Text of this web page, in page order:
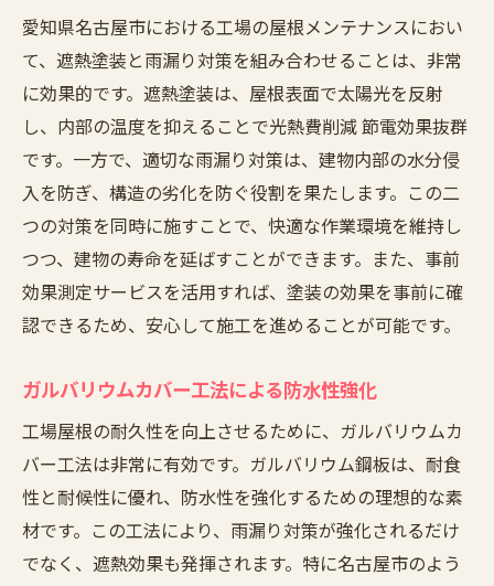
愛知県名古屋市における工場の屋根メンテナンスにおい
て、遮熱塗装と雨漏り対策を組み合わせることは、非常
に効果的です。遮熱塗装は、屋根表面で太陽光を反射
し、内部の温度を抑えることで光熱費削減 節電効果抜群
です。一方で、適切な雨漏り対策は、建物内部の水分侵
入を防ぎ、構造の劣化を防ぐ役割を果たします。この二
つの対策を同時に施すことで、快適な作業環境を維持し
つつ、建物の寿命を延ばすことができます。また、事前
効果測定サービスを活用すれば、塗装の効果を事前に確
認できるため、安心して施工を進めることが可能です。
ガルバリウムカバー工法による防水性強化
工場屋根の耐久性を向上させるために、ガルバリウムカ
バー工法は非常に有効です。ガルバリウム鋼板は、耐食
性と耐候性に優れ、防水性を強化するための理想的な素
材です。この工法により、雨漏り対策が強化されるだけ
でなく、遮熱効果も発揮されます。特に名古屋市のよう